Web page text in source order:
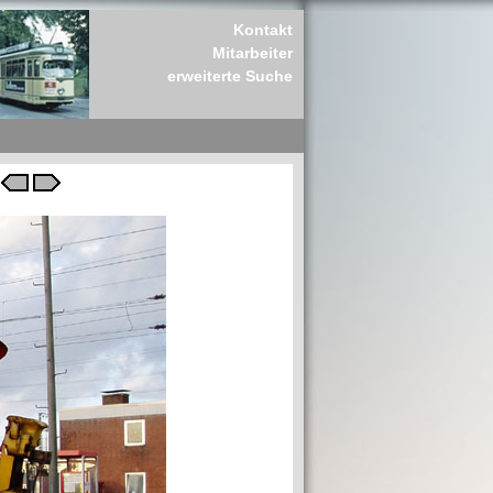
Kontakt
Mitarbeiter
erweiterte Suche